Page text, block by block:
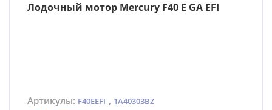
Лодочный мотор Mercury F40 E GA EFI
Артикулы: F40EEFI , 1A40303BZ